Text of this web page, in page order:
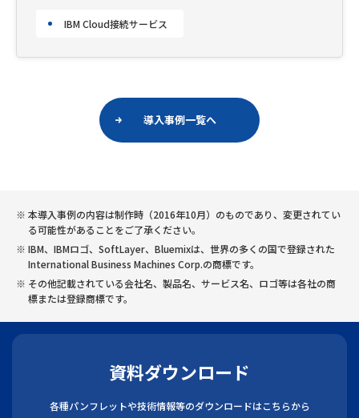
IBM Cloud接続サービス
導入事例一覧へ
本導入事例の内容は制作時（2016年10月）のものであり、変更されてい
る可能性があることをご了承ください。
IBM、IBMロゴ、SoftLayer、Bluemixは、世界の多くの国で登録された
International Business Machines Corp.の商標です。
その他記載されている会社名、製品名、サービス名、ロゴ等は各社の商
標または登録商標です。
資料ダウンロード
各種パンフレットや技術情報等のダウンロードはこちらから